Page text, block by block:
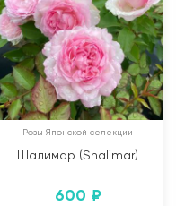
Розы Японской селекции
Шалимар (Shalimar)
600 ₽